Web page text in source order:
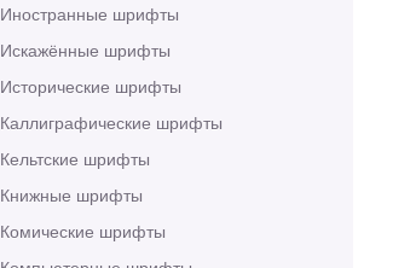
Иностранные шрифты
Искажённые шрифты
Исторические шрифты
Каллиграфические шрифты
Кельтские шрифты
Книжные шрифты
Комические шрифты